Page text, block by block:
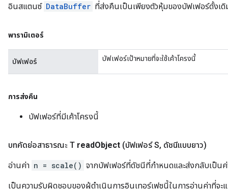
อินสแตนซ์ DataBuffer ที่ส่งคืนเป็นเพียงตัวหุ้มของบัฟเฟอร์ดั้งเ
พารามิเตอร์
บัฟเฟอร์ บัฟเฟอร์เป้าหมายที่จะใช้เค้าโครงนี้
การส่งคืน
บัฟเฟอร์ที่มีเค้าโครงนี้
บทคัดย่อสาธารณะ T readObject (บัฟเฟอร์ S, ดัชนีแบบยาว)
อ่านค่า n = scale() จากบัฟเฟอร์ที่ดัชนีที่กำหนดและส่งกลับเป็นค่
เป็นความรับผิดชอบของผู้ดำเนินการอินเทอร์เฟซนี้ในการอ่านค่าที่จะ